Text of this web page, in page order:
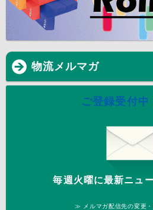
物流メルマガ
ご登録受付中
毎週火曜に最新ニュ
≫ メルマガ配信先の変更・